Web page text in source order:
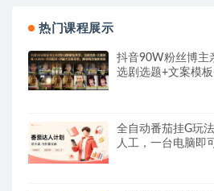
热门课程展示
抖音90W粉丝博主
选剧选题+文案模
全自动番茄挂G玩
人工，一台电脑即